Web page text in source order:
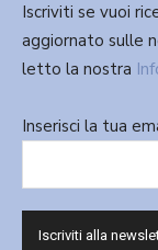
Iscriviti se vuoi
aggiornato sulle
letto la nostra
Inserisci la tua